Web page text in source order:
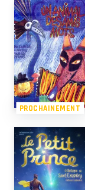
PROCHAINEMENT